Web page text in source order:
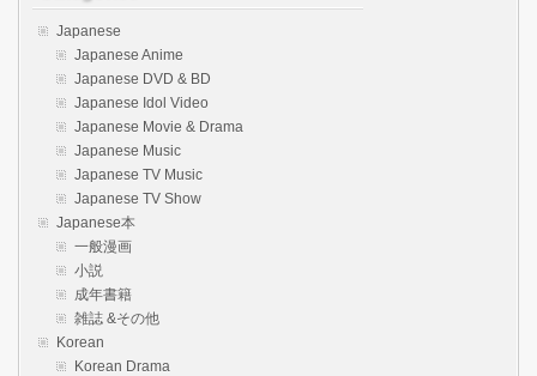
Japanese
Japanese Anime
Japanese DVD & BD
Japanese Idol Video
Japanese Movie & Drama
Japanese Music
Japanese TV Music
Japanese TV Show
Japanese本
一般漫画
小説
成年書籍
雑誌 &その他
Korean
Korean Drama